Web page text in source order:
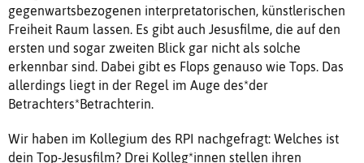
gegenwartsbezogenen interpretatorischen, künstlerischen
Freiheit Raum lassen. Es gibt auch Jesusfilme, die auf den
ersten und sogar zweiten Blick gar nicht als solche
erkennbar sind. Dabei gibt es Flops genauso wie Tops. Das
allerdings liegt in der Regel im Auge des*der
Betrachters*Betrachterin.
Wir haben im Kollegium des RPI nachgefragt: Welches ist
dein Top-Jesusfilm? Drei Kolleg*innen stellen ihren